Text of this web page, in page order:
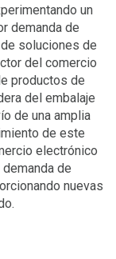
un
demanda de
soluciones de
del comercio
productos de
del embalaje
de una amplia
de este
electrónico
de
nuevas